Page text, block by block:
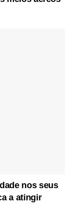
nos seus
a atingir